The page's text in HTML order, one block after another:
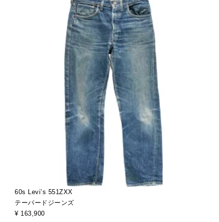
60s Levi’s 551ZXX
テーパードジーンズ
¥ 163,900